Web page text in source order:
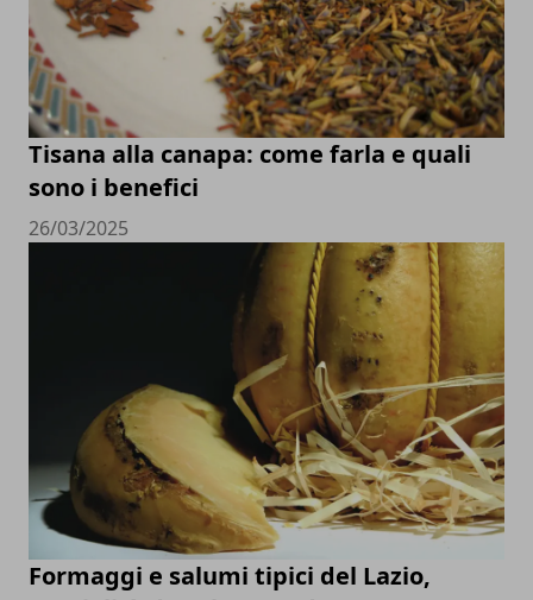
Tisana alla canapa: come farla e quali
sono i benefici
26/03/2025
Formaggi e salumi tipici del Lazio,